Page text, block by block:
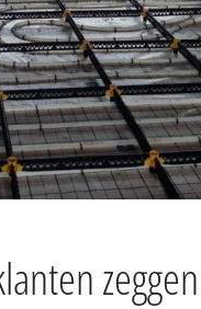
zeggen